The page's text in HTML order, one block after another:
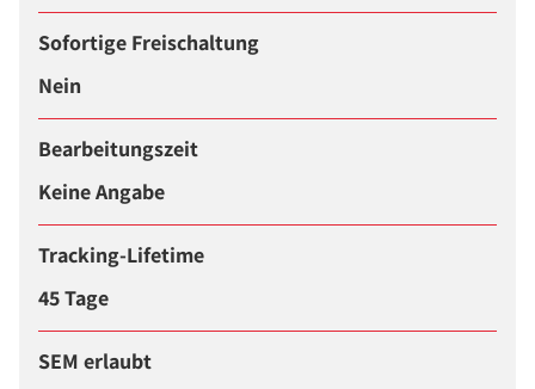
Sofortige Freischaltung
Nein
Bearbeitungszeit
Keine Angabe
Tracking-Lifetime
45 Tage
SEM erlaubt